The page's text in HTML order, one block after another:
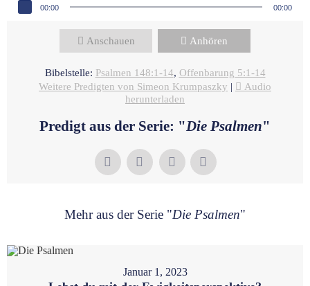
00:00 00:00
Anschauen Anhören
Bibelstelle: Psalmen 148:1-14, Offenbarung 5:1-14
Weitere Predigten von Simeon Krumpaszky |
Audio
herunterladen
Predigt aus der Serie: "Die Psalmen"
Mehr aus der Serie "Die Psalmen"
Januar 1, 2023